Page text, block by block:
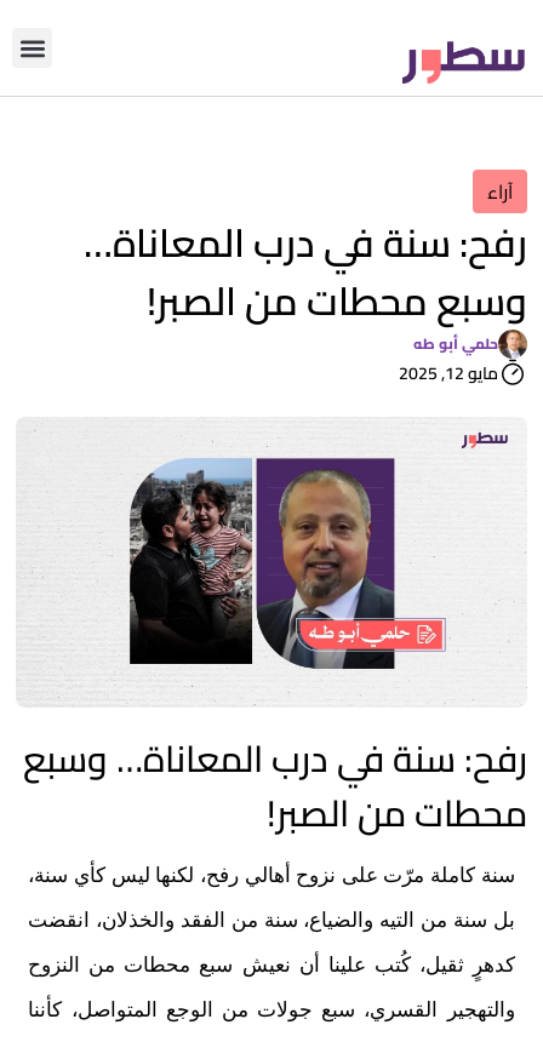
آراء
رفح: سنة في درب المعاناة…
وسبع محطات من الصبر!
حلمي أبو طه
مايو 12, 2025
رفح: سنة في درب المعاناة… وسبع
محطات من الصبر!
سنة كاملة مرّت على نزوح أهالي رفح، لكنها ليس كأي سنة،
بل سنة من التيه والضياع، سنة من الفقد والخذلان، انقضت
كدهرٍ ثقيل، كُتب علينا أن نعيش سبع محطات من النزوح
والتهجير القسري، سبع جولات من الوجع المتواصل، كأننا